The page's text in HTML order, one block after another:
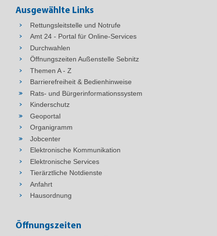
Ausgewählte Links
Rettungsleitstelle und Notrufe
Amt 24 - Portal für Online-Services
Durchwahlen
Öffnungszeiten Außenstelle Sebnitz
Themen A - Z
Barrierefreiheit & Bedienhinweise
Rats- und Bürgerinformationssystem
Kinderschutz
Geoportal
Organigramm
Jobcenter
Elektronische Kommunikation
Elektronische Services
Tierärztliche Notdienste
Anfahrt
Hausordnung
Öffnungszeiten